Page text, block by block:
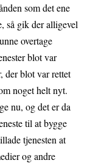
som det ene
så gik der alligevel
overtage
blot var
der blot var rettet
noget helt nyt.
nu, og det er da
til at bygge
tjenesten at
og andre